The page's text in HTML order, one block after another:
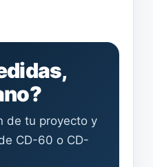
de tu proyecto y
CD-60 o CD-